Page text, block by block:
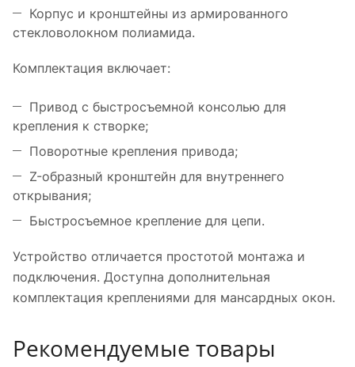
Корпус и кронштейны из армированного
стекловолокном полиамида.
Комплектация включает:
Привод с быстросъемной консолью для
крепления к створке;
Поворотные крепления привода;
Z-образный кронштейн для внутреннего
открывания;
Быстросъемное крепление для цепи.
Устройство отличается простотой монтажа и
подключения. Доступна дополнительная
комплектация креплениями для мансардных окон.
Рекомендуемые товары